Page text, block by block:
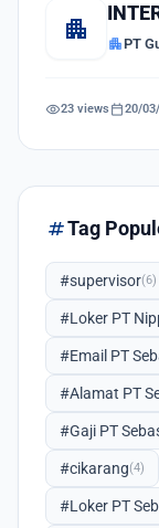
apartment apartmentPT
visibility23 views calendar_today20/
tagTag
#supervisor(6)
#Loker PT
#Email PT
#Alamat PT
#Gaji PT
#cikarang(4)
#Loker PT